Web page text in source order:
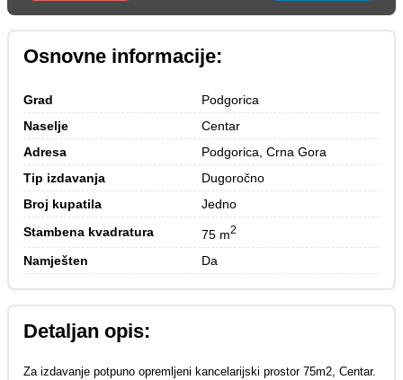
Osnovne informacije:
Grad
Podgorica
Naselje
Centar
Adresa
Podgorica, Crna Gora
Tip izdavanja
Dugoročno
Broj kupatila
Jedno
Stambena kvadratura
75 m2
Namješten Da
Detaljan opis:
Za izdavanje potpuno opremljeni kancelarijski prostor 75m2, Centar.